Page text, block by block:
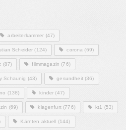
arbeiterkammer (47)
Scheider (124) corona (69)
(87) filmmagazin (76)
Schaunig (43) gesundheit(36)
(138) kinder (47)
(69) klagenfurt(776) kt1 (53)
Kärnten aktuell (144)